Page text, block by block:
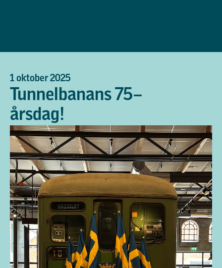
1 oktober 2025
Tunnelbanans 75–
årsdag!